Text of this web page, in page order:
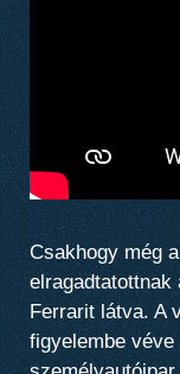
Csakhogy még
elragadtatottnak
Ferrarit látva. A
figyelembe véve